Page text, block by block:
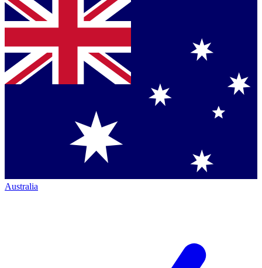
Australia